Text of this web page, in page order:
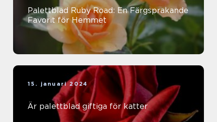
Palettblad Ruby Road: En Färgsprakande
Favorit för Hemmet
15. januari 2024
Är palettblad giftiga för katter